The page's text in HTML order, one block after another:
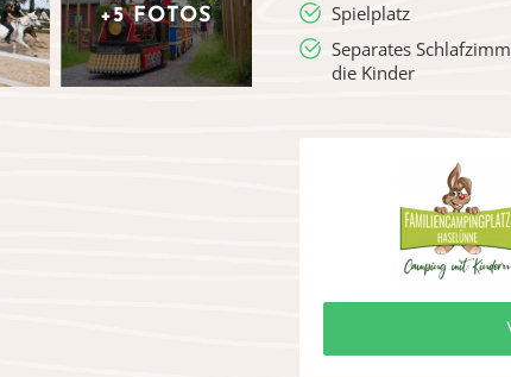
+5 FOTOS
Spielplatz
Separates
die Kinder